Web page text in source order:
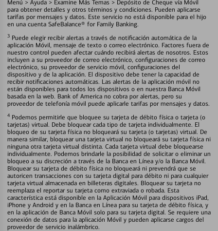
Menú > Ayuda > Examine Más Temas > Depósito de Cheque vía Móvil
para obtener detalles y otros términos y condiciones. Pueden aplicarse
tarifas por mensajes y datos. Este servicio no está disponible para el hijo
en una cuenta SafeBalance® for Family Banking.
3 Puede elegir recibir alertas a través de notificación automática de la
aplicación Móvil, mensaje de texto o correo electrónico. Factores fuera de
nuestro control pueden afectar cuándo recibirá alertas de nosotros. Estos
incluyen a su proveedor de correo electrónico, configuraciones de correo
electrónico, su proveedor de servicio móvil, configuraciones del
dispositivo y de la aplicación. El dispositivo debe tener la capacidad de
recibir notificaciones automáticas. Las alertas de la aplicación móvil no
están disponibles para todos los dispositivos o en nuestra Banca Móvil
basada en la web. Bank of America no cobra por alertas, pero su
proveedor de telefonía móvil puede aplicarle tarifas por mensajes y datos.
4 Podemos permitirle que bloquee su tarjeta de débito física o tarjeta (o
tarjetas) virtual. Debe bloquear cada tipo de tarjeta individualmente. El
bloqueo de su tarjeta física no bloqueará su tarjeta (o tarjetas) virtual. De
manera similar, bloquear una tarjeta virtual no bloqueará su tarjeta física ni
ninguna otra tarjeta virtual distinta. Cada tarjeta virtual debe bloquearse
individualmente. Podemos brindarle la posibilidad de solicitar o eliminar un
bloqueo a su discreción a través de la Banca en Línea y/o la Banca Móvil.
Bloquear su tarjeta de débito física no bloqueará ni prevendrá que se
autoricen transacciones con su tarjeta digital para débito ni para cualquier
tarjeta virtual almacenada en billeteras digitales. Bloquear su tarjeta no
reemplaza el reportar su tarjeta como extraviada o robada. Esta
característica está disponible en la Aplicación Móvil para dispositivos iPad,
iPhone y Android y en la Banca en Línea para su tarjeta de débito física, y
en la aplicación de Banca Móvil solo para su tarjeta digital. Se requiere una
conexión de datos para la aplicación Móvil y pueden aplicarse cargos del
proveedor de servicio inalámbrico.